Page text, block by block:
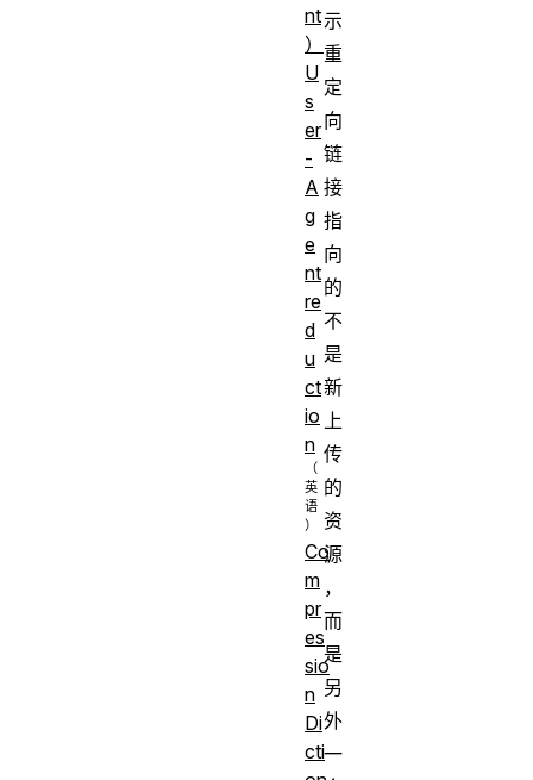
示
重
定
向
链
接
指
向
的
不
是
新
上
传
的
资
源
，
而
是
另
外
一
nt
）
U
s
er
-
A
g
e
nt
re
d
u
ct
io
n
Co
m
pr
es
sio
n
Di
cti